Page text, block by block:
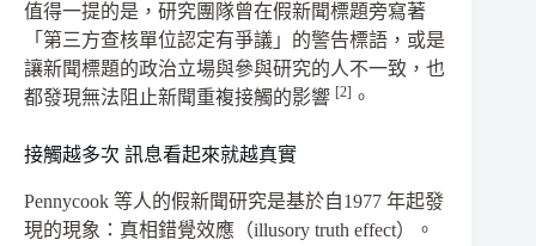
值得一提的是，研究團隊曾在假新聞標題旁寫著
「第三方查核單位認定有爭議」的警告標語，或是
讓新聞標題的政治立場與參與研究的人不一致，也
都發現無法阻止新聞重複接觸的影響 [2] 。
接觸越多次 訊息看起來就越真實
Pennycook 等人的假新聞研究是基於自1977 年起發
現的現象：真相錯覺效應（illusory truth effect）。